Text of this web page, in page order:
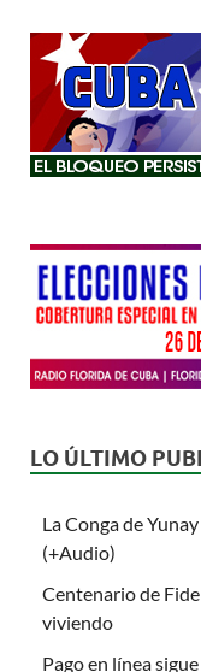
LO ÚLTIMO
La Conga de
(+Audio)
Centenario de
viviendo
Pago en línea